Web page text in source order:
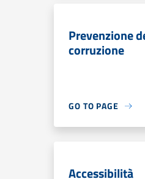
Prevenzione
corruzione
GO TO PAGE
Accessibilità